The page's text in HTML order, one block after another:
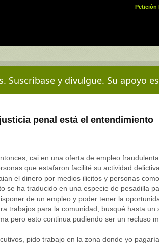
Petición
Suscríbase y divulgue. Su apoyo
penal está el entendimiento
cai en una oferta de empleo
que estafaron facilité su actividad
el dinero por medios ilicitos y personas
se ha traducido en una especie de pesadilla
de un empleo y poder tener la
trabajos para la comunidad, busqué hasta un
pero esto continua pudiendo ser un recluso
pido trabajo en la zona donde yo